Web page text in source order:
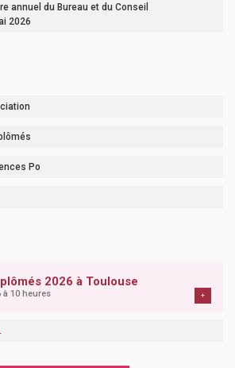
annuel du Bureau et du Conseil
2026
Po
2026 à Toulouse
à 10 heures +